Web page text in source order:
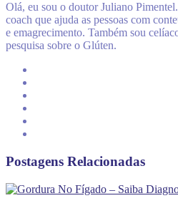
Olá, eu sou o doutor Juliano
coach que ajuda as pessoas com
e emagrecimento. Também sou
pesquisa sobre o Glúten.
Postagens Relacionadas